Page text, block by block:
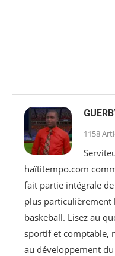
1158
haïtitempo.com
fait partie intégrale
plus particulièrement
baskeball. Lisez au
sportif et comptable,
au développement